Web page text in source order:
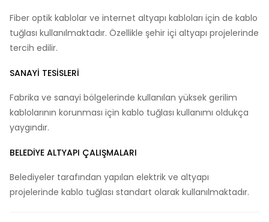
Fiber optik kablolar ve internet altyapı kabloları için de kablo
tuğlası kullanılmaktadır. Özellikle şehir içi altyapı projelerinde
tercih edilir.
SANAYI TESISLERI
Fabrika ve sanayi bölgelerinde kullanılan yüksek gerilim
kablolarının korunması için kablo tuğlası kullanımı oldukça
yaygındır.
BELEDIYE ALTYAPI ÇALIŞMALARI
Belediyeler tarafından yapılan elektrik ve altyapı
projelerinde kablo tuğlası standart olarak kullanılmaktadır.